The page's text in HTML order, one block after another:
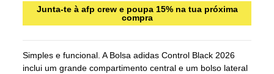
Junta-te à afp crew e poupa 15% na tua próxima
compra
Simples e funcional. A Bolsa adidas Control Black 2026
inclui um grande compartimento central e um bolso lateral